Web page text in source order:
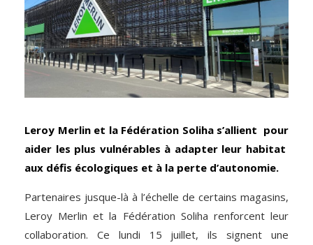
Leroy Merlin et la Fédération Soliha s’allient pour
aider les plus vulnérables à adapter leur habitat
aux défis écologiques et à la perte d’autonomie.
Partenaires jusque-là à l’échelle de certains magasins,
Leroy Merlin et la Fédération Soliha renforcent leur
collaboration. Ce lundi 15 juillet, ils signent une